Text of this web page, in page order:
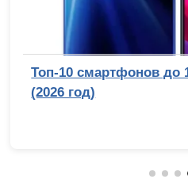
Топ-10 смартфонов до
(2026 год)